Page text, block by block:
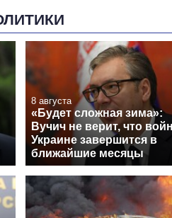
8 августа
«Будет сложная зима»:
Вучич не верит, что
Украине завершится в
ближайшие месяцы